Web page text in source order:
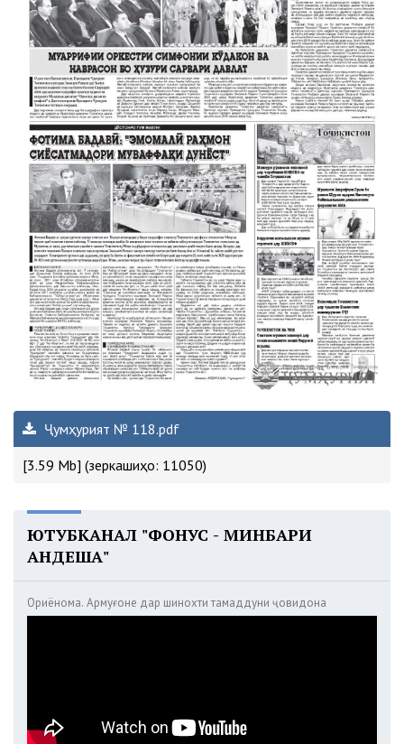
Ҷумҳурият № 118.pdf
[3.59 Mb] (зеркашиҳо: 11050)
ЮТУБКАНАЛ "ФОНУС - МИНБАРИ
АНДЕША"
Ориёнома. Армуғоне дар шинохти тамаддуни ҷовидона